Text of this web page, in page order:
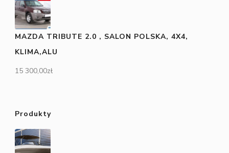
MAZDA TRIBUTE 2.0 , SALON POLSKA, 4X4,
KLIMA,ALU
15 300,00zł
Produkty